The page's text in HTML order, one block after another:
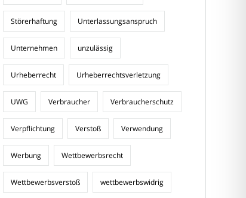
Störerhaftung Unterlassungsanspruch
Unternehmen unzulässig
Urheberrecht Urheberrechtsverletzung
UWG Verbraucher Verbraucherschutz
Verpflichtung Verstoß Verwendung
Werbung Wettbewerbsrecht
Wettbewerbsverstoß wettbewerbswidrig